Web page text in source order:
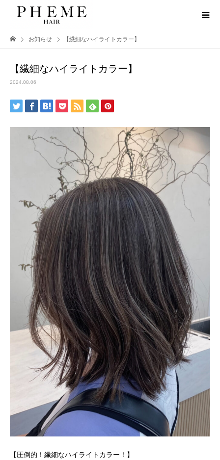
お知らせ 【繊細なハイライトカラー】
【繊細なハイライトカラー】
2024.08.06
【圧倒的！繊細なハイライトカラー！】